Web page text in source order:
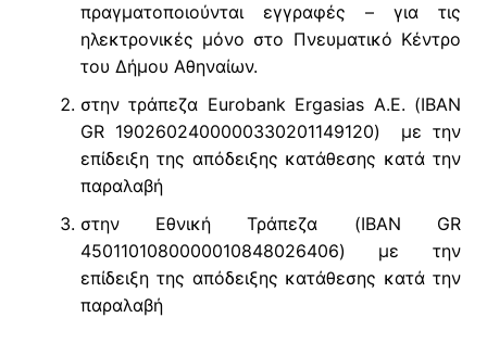
πραγματοποιούνται εγγραφές – για τις
ηλεκτρονικές μόνο στο Πνευματικό Κέντρο
του Δήμου Αθηναίων.
στην τράπεζα Eurobank Ergasias Α.Ε. (IBAN
GR 1902602400000330201149120) με την
επίδειξη της απόδειξης κατάθεσης κατά την
παραλαβή
στην Εθνική Τράπεζα (IBAN GR
4501101080000010848026406) με την
επίδειξη της απόδειξης κατάθεσης κατά την
παραλαβή